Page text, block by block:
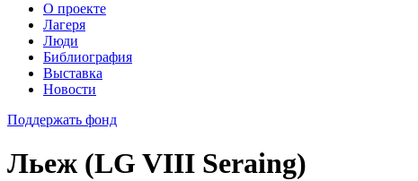
О проекте
Лагеря
Люди
Библиография
Выставка
Новости
Поддержать фонд
Льеж (LG VIII Seraing)